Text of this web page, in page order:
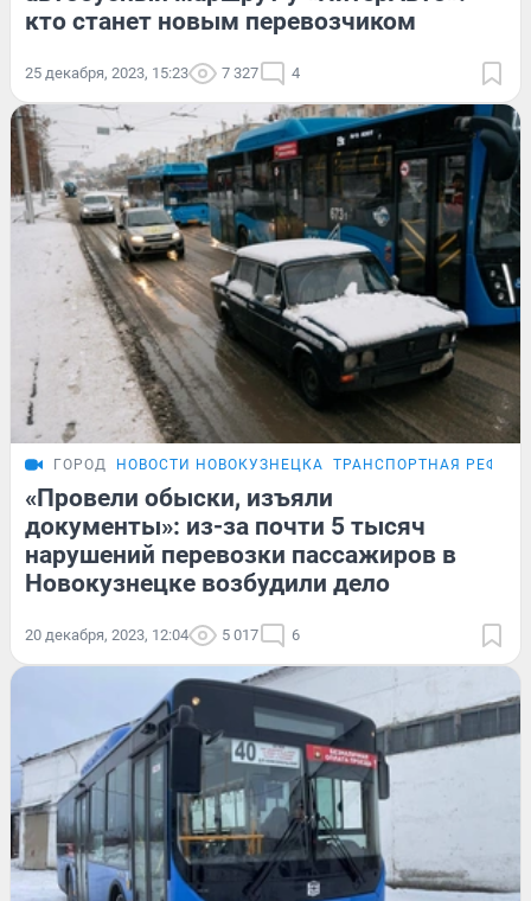
кто станет новым перевозчиком
25 декабря, 2023, 15:23 7 327 4
ГОРОД НОВОСТИ НОВОКУЗНЕЦКА ТРАНСПОРТНАЯ
«Провели обыски, изъяли
документы»: из-за почти 5 тысяч
нарушений перевозки пассажиров в
Новокузнецке возбудили дело
20 декабря, 2023, 12:04 5 017 6